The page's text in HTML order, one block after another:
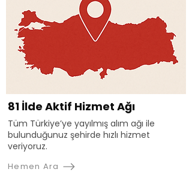
81 İlde Aktif Hizmet Ağı
Tüm Türkiye’ye yayılmış alım ağı ile
bulunduğunuz şehirde hızlı hizmet
veriyoruz.
Hemen Ara